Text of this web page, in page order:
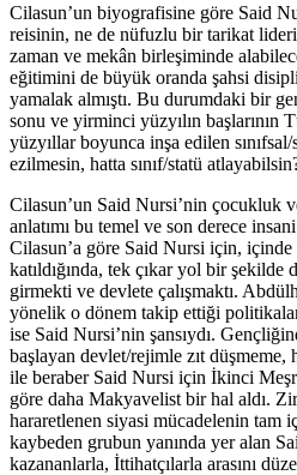
Cilasun’un biyografisine göre Said
reisinin, ne de nüfuzlu bir tarikat
zaman ve mekân birleşiminde
eğitimini de büyük oranda şahsi
yamalak almıştı. Bu durumdaki bir
sonu ve yirminci yüzyılın başlarının
yüzyıllar boyunca inşa edilen sınıfsal/
ezilmesin, hatta sınıf/statü
Cilasun’un Said Nursi’nin çocukluk
anlatımı bu temel ve son derece
Cilasun’a göre Said Nursi için,
katıldığında, tek çıkar yol bir şekilde
girmekti ve devlete çalışmaktı.
yönelik o dönem takip ettiği
ise Said Nursi’nin şansıydı.
başlayan devlet/rejimle zıt düşmeme,
ile beraber Said Nursi için İkinci
göre daha Makyavelist bir hal aldı.
hararetlenen siyasi mücadelenin tam
kaybeden grubun yanında yer alan
kazananlarla, İttihatçılarla arasını